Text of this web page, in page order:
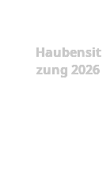
Haubensit
zung 2026